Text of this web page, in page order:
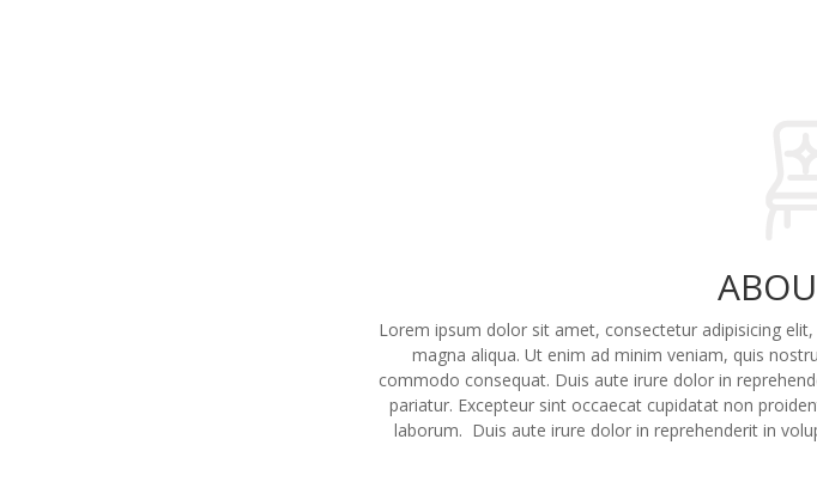
Lorem ipsum dolor sit amet, consectetur adipisicing
magna aliqua. Ut enim ad minim veniam, quis
commodo consequat. Duis aute irure dolor in
pariatur. Excepteur sint occaecat cupidatat non
laborum. Duis aute irure dolor in reprehenderit in